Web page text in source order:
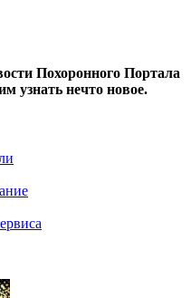
Похоронного Портала
узнать нечто новое.